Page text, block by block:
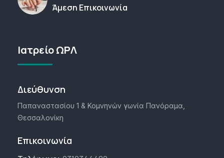
Άμεση Επικοινωνία
Ιατρείο ΩΡΛ
Διεύθυνση
Παπαναστασίου 1 & Κομνηνών γωνία Πανόραμα,
Θεσσαλονίκη
Επικοινωνία